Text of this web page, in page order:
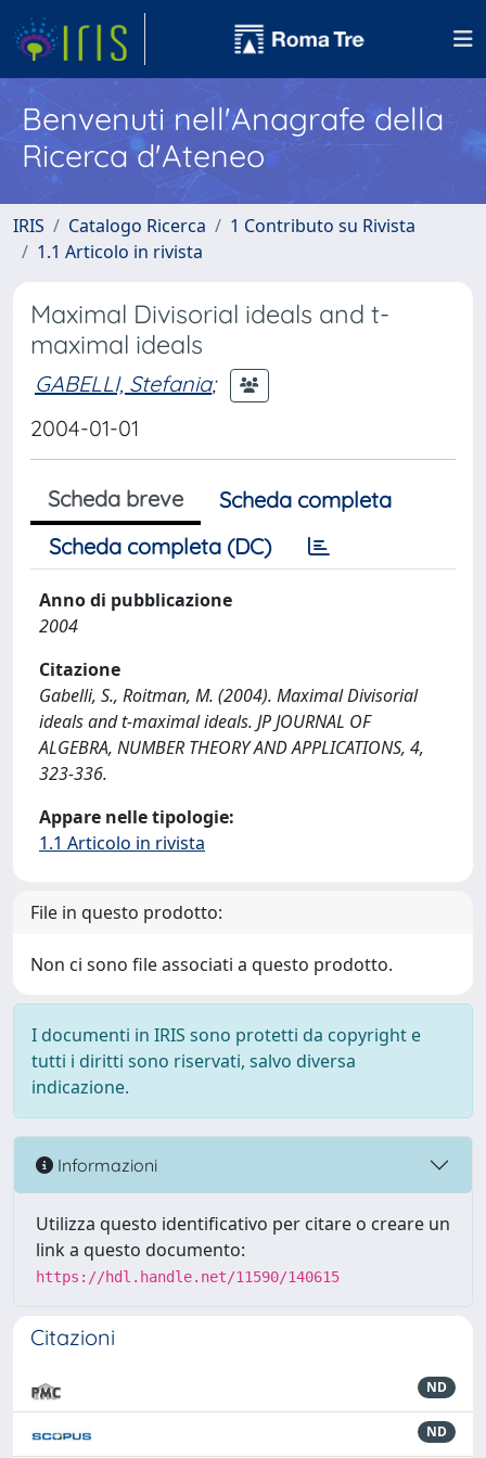
Benvenuti nell'Anagrafe della
Ricerca d'Ateneo
IRIS Catalogo Ricerca
1 Contributo su Rivista
1.1 Articolo in rivista
Maximal Divisorial ideals and t-
maximal ideals
GABELLI, Stefania;
2004-01-01
Scheda breve
Scheda completa
Scheda completa (DC)
Anno di pubblicazione
2004
Citazione
Gabelli, S., Roitman, M. (2004). Maximal Divisorial
ideals and t-maximal ideals. JP JOURNAL OF
ALGEBRA, NUMBER THEORY AND APPLICATIONS, 4,
323-336.
Appare nelle tipologie:
1.1 Articolo in rivista
File in questo prodotto:
Non ci sono file associati a questo prodotto.
I documenti in IRIS sono protetti da copyright e
tutti i diritti sono riservati, salvo diversa
indicazione.
Informazioni
Utilizza questo identificativo per citare o creare un
link a questo documento:
https://hdl.handle.net/11590/140615
Citazioni
ND
ND